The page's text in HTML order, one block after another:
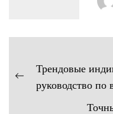
Навигация
поПредыдущая
Трендовые
руководство по